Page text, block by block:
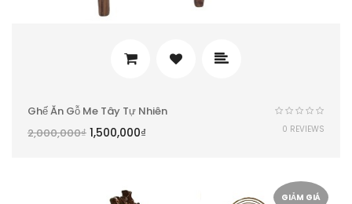
Ghế Ăn Gỗ Me Tây Tự Nhiên
2,000,000₫ 1,500,000₫ 0 REVIEWS
GIẢM GIÁ